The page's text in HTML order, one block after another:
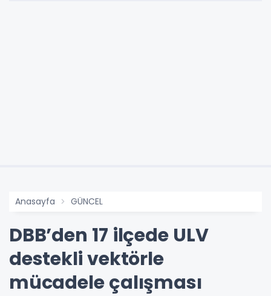
Anasayfa GÜNCEL
DBB’den 17 ilçede ULV
destekli vektörle
mücadele çalışması